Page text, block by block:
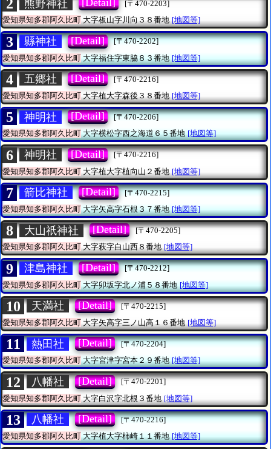
2 熊野神社 [Detail]
[〒470-2203]
愛知県知多郡阿久比町大字板山字川向３８番地 [地図等]
3 縣神社 [Detail]
[〒470-2202]
愛知県知多郡阿久比町大字福住字東脇８３番地 [地図等]
4 五郷社 [Detail]
[〒470-2216]
愛知県知多郡阿久比町 大字植大字森後３８番地 [地図等]
5 神明社 [Detail]
[〒470-2206]
愛知県知多郡阿久比町大字横松字西之海道６５番地 [地図等]
6 神明社 [Detail]
[〒470-2216]
愛知県知多郡阿久比町 大字植大字植向山２番地 [地図等]
7 箭比神社 [Detail]
[〒470-2215]
愛知県知多郡阿久比町大字矢高字石根３７番地 [地図等]
8 大山祇神社 [Detail]
[〒470-2205]
愛知県知多郡阿久比町大字萩字白山西８番地 [地図等]
9 津島神社 [Detail]
[〒470-2212]
愛知県知多郡阿久比町大字卯坂字北ノ浦５８番地 [地図等]
10 天満社 [Detail]
[〒470-2215]
愛知県知多郡阿久比町 大字矢高字三ノ山高１６番地 [地図等]
11 熱田社 [Detail]
[〒470-2204]
愛知県知多郡阿久比町大字宮津字宮本２９番地 [地図等]
12 八幡社 [Detail]
[〒470-2201]
愛知県知多郡阿久比町 大字白沢字北根３番地 [地図等]
13 八幡社 [Detail]
[〒470-2216]
愛知県知多郡阿久比町大字植大字柿崎１１番地 [地図等]